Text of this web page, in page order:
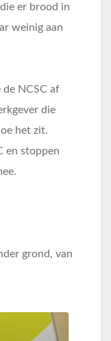
er brood in
weinig aan
NCSC af
die
het zit.
en stoppen
grond, van